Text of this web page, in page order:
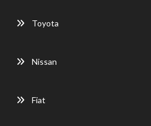
Toyota
Nissan
Fiat